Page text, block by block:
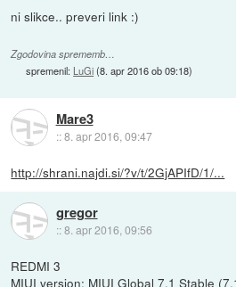
ni slikce.. preveri link :)
Zgodovina sprememb…
spremenil: LuGi(8. apr 2016 ob 09:18)
Mare3
::8. apr 2016, 09:47
http://shrani.najdi.si/?v/t/2GjAPIfD/1/...
gregor
::8. apr 2016, 09:56
REDMI 3
MIUI version: MIUI Global 7.1 Stable